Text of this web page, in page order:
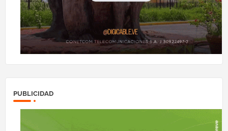
PUBLICIDAD